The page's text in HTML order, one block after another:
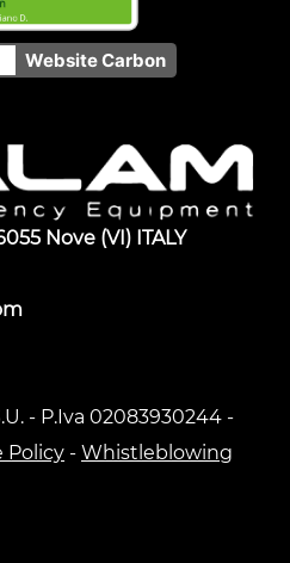
Website Carbon
Nove (VI) ITALY
- P.Iva 02083930244 -
Policy - Whistleblowing